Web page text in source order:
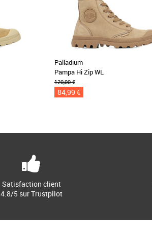
Palladium
Pampa Hi Zip WL
120,00 €
84,99 €
Satisfaction client
4.8/5 sur Trustpilot